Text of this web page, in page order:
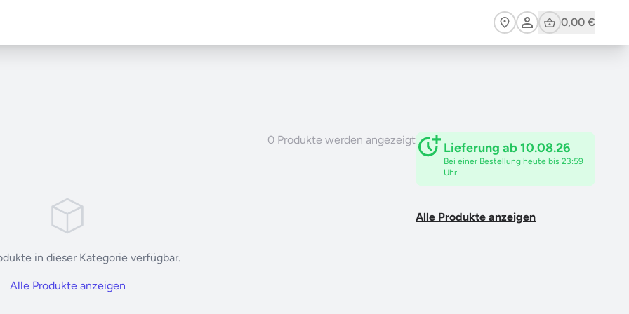
Cart0,00 €
0 Produkte werden angezeigt
in dieser Kategorie verfügbar.
Alle Produkte anzeigen
Lieferung ab 10.08.26
Bei einer Bestellung heute bis 23:59
Uhr
Alle Produkte anzeigen